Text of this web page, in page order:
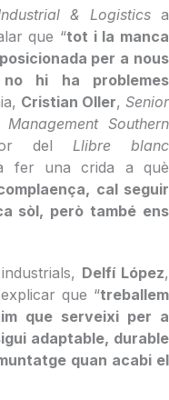
& Logistics a
que “tot i la manca
per a nous
no hi ha problemes
Cristian Oller, Senior
Southern
del Llibre blanc
fer una crida a què
cal seguir
sòl, però també ens
Delfí López,
que “treballem
que serveixi per a
adaptable, durable
quan acabi el